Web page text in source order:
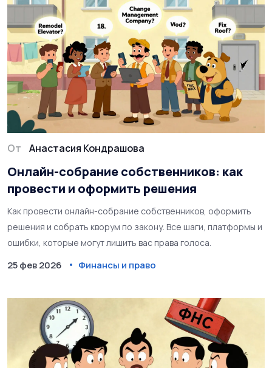
От Анастасия Кондрашова
Онлайн-собрание собственников: как
провести и оформить решения
Как провести онлайн-собрание собственников, оформить
решения и собрать кворум по закону. Все шаги, платформы и
ошибки, которые могут лишить вас права голоса.
25 фев 2026 Финансы и право